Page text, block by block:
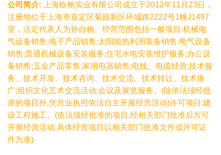
公司简介: 上海欧鲍实业有限公司成立于2012年11月23日，
注册地位于上海市嘉定区菊园新区环城路2222号1幢J1497
室，法定代表人为孙自杨。经营范围包括一般项目:机械电
气设备销售;电子产品销售;太阳能热利用装备销售;电气设备
销售;普通机械设备安装服务;住宅水电安装维护服务;办公设
备销售;五金产品零售;家用电器销售;电线、电缆经营;技术服
务、技术开发、技术咨询、技术交流、技术转让、技术推
广;组织文化艺术交流活动;会议及展览服务。(除依法须经批
准的项目外,凭营业执照依法自主开展经营活动)许可项目:建
设工程施工。(依法须经批准的项目,经相关部门批准后方可
开展经营活动,具体经营项目以相关部门批准文件或许可证
件为准)